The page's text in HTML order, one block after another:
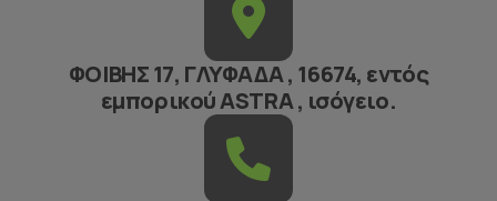
ΦΟΙΒΗΣ 17, ΓΛΥΦΑΔΑ , 16674, εντός
εμπορικού ASTRA , ισόγειο.